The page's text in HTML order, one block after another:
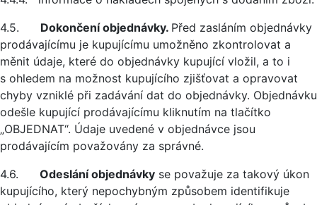
4.5. Dokončení objednávky. Před zasláním objednávky
prodávajícímu je kupujícímu umožněno zkontrolovat a
měnit údaje, které do objednávky kupující vložil, a to i
s ohledem na možnost kupujícího zjišťovat a opravovat
chyby vzniklé při zadávání dat do objednávky. Objednávku
odešle kupující prodávajícímu kliknutím na tlačítko
„OBJEDNAT“. Údaje uvedené v objednávce jsou
prodávajícím považovány za správné.
4.6. Odeslání objednávky se považuje za takový úkon
kupujícího, který nepochybným způsobem identifikuje